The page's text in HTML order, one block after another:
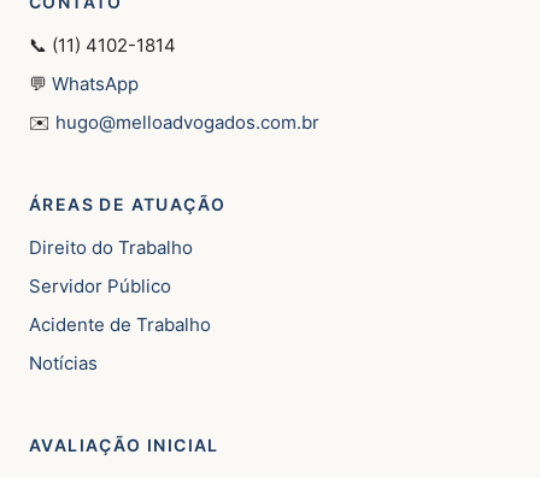
📞 (11) 4102-1814
💬 WhatsApp
✉️ hugo@melloadvogados.com.br
ÁREAS DE ATUAÇÃO
Direito do Trabalho
Servidor Público
Acidente de Trabalho
Notícias
AVALIAÇÃO INICIAL